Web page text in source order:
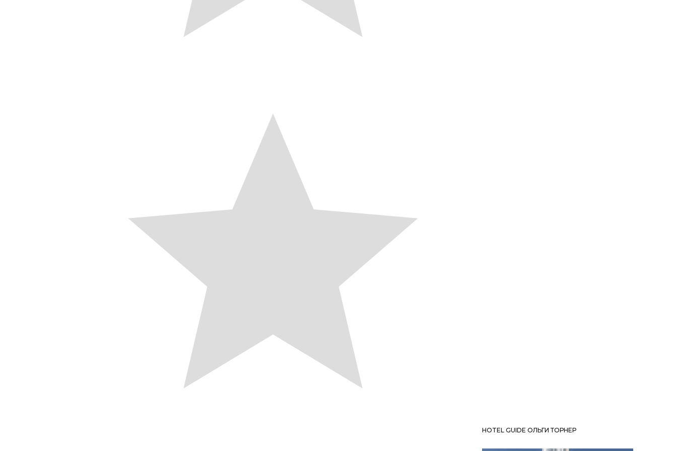
HOTEL GUIDE ОЛЬГИ ТОРНЕР